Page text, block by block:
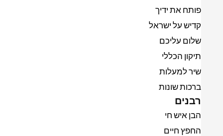
פותח את ידיך
קדיש על ישראל
שלום עליכם
תיקון הכללי
שיר למעלות
ברכות שונות
רבנים
הבן איש חי
החפץ חיים